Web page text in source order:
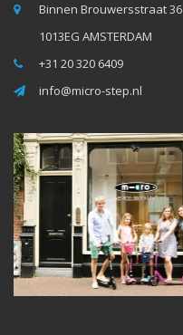
Binnen Brouwersstraat 36
1013EG AMSTERDAM
+31 20 320 6409
info@micro-step.nl